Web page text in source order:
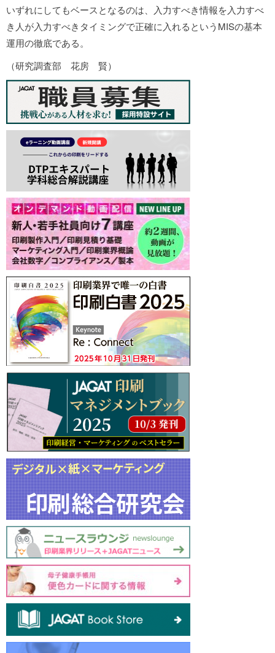
いずれにしてもベースとなるのは、入力すべき情報を入力すべ
き人が入力すべきタイミングで正確に入れるというMISの基本
運用の徹底である。
（研究調査部 花房 賢）